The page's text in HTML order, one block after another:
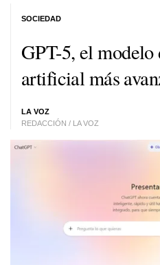
GPT-5, el
artificial más
LA VOZ
REDACCIÓN / LA VOZ
SOCIEDAD